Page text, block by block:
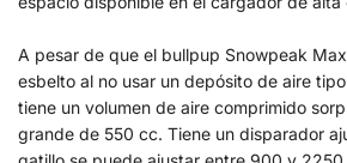
A pesar de que el bullpup Snowpeak
esbelto al no usar un depósito de aire
tiene un volumen de aire comprimido
grande de 550 cc. Tiene un disparador